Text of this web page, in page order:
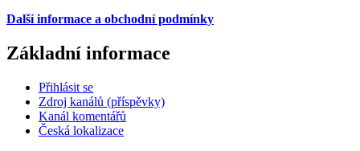
Další informace a obchodní podmínky
Základní informace
Přihlásit se
Zdroj kanálů (příspěvky)
Kanál komentářů
Česká lokalizace